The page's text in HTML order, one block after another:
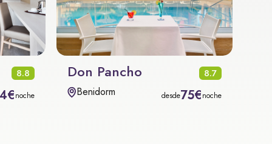
8.8
noche
Don Pancho 8.7
Benidorm desde75€noche